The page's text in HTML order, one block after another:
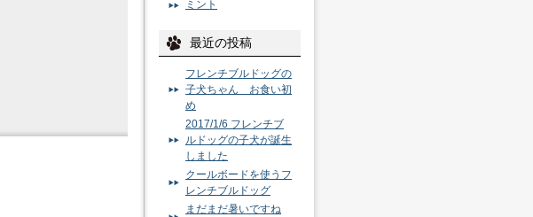
ミント
最近の投稿
フレンチブルドッグの
子犬ちゃん お食い初
め
2017/1/6 フレンチブ
ルドッグの子犬が誕生
しました
クールボードを使うフ
レンチブルドッグ
まだまだ暑いですね